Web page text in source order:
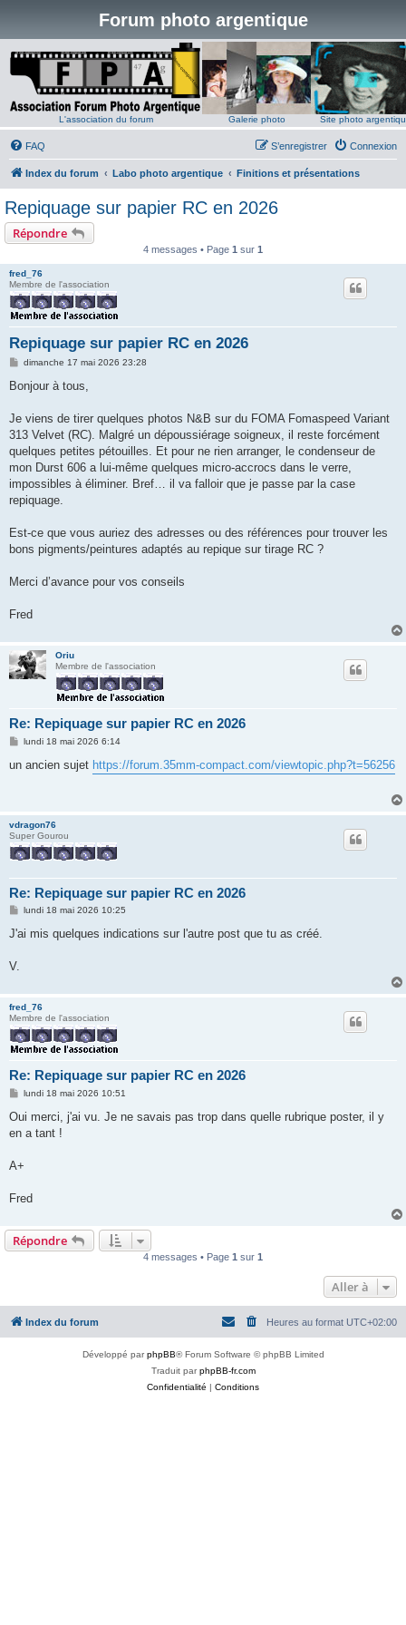
Forum photo argentique
L'association du forum Galerie photo Site photo
FAQ Connexion
S’enregistrer
Index du forum Labo photo argentique Finitions et présentations
Repiquage sur papier RC en 2026
Répondre
4 messages • Page 1 sur 1
fred_76
Membre de l'association
Repiquage sur papier RC en 2026
M
s
g
dimanche 17 mai 2026 23:28
Bonjour à tous,
Je viens de tirer quelques photos N&B sur du FOMA Fomaspeed Variant
313 Velvet (RC). Malgré un dépoussiérage soigneux, il reste forcément
quelques petites pétouilles. Et pour ne rien arranger, le condenseur de
mon Durst 606 a lui‑même quelques micro‑accrocs dans le verre,
impossibles à éliminer. Bref… il va falloir que je passe par la case
repiquage.
Est‑ce que vous auriez des adresses ou des références pour trouver les
bons pigments/peintures adaptés au repique sur tirage RC ?
Merci d’avance pour vos conseils
Fred
Oriu
Membre de l'association
Re: Repiquage sur papier RC en 2026
M
s
lundi 18 mai 2026 6:14
un ancien sujet https://forum.35mm-compact.com/viewtopic.php?t=56256
vdragon76
Super Gourou
Re: Repiquage sur papier RC en 2026
M
s
lundi 18 mai 2026 10:25
J'ai mis quelques indications sur l'autre post que tu as créé.
V.
fred_76
Membre de l'association
Re: Repiquage sur papier RC en 2026
M
s
a
lundi 18 mai 2026 10:51
Oui merci, j'ai vu. Je ne savais pas trop dans quelle rubrique poster, il y
en a tant !
A+
Fred
Répondre
4 messages • Page 1 sur 1
Aller à
Index du forum Heures au format UTC+02:00
Développé parphpBB® Forum Software © phpBB Limited
Traduit parphpBB-fr.com
Confidentialité | Conditions